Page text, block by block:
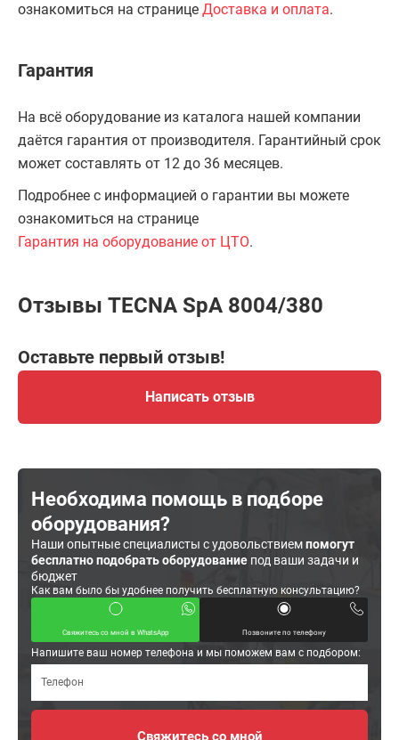
ознакомиться на странице Доставка и оплата.
Гарантия
На всё оборудование из каталога нашей компании
даётся гарантия от производителя. Гарантийный срок
может составлять от 12 до 36 месяцев.
Подробнее с информацией о гарантии вы можете
ознакомиться на странице
Гарантия на оборудование от ЦТО.
Отзывы TECNA SpA 8004/380
Оставьте первый отзыв!
Написать отзыв
Необходима помощь в подборе
оборудования?
Наши опытные специалисты с удовольствиемпомогут
бесплатно подобрать оборудование под ваши задачи и
бюджет
Как вам было бы удобнее получить бесплатную консультацию?
Свяжитесь со мной в WhatsApp Позвоните по телефону
Напишите ваш номер телефона и мы поможем вам с подбором: